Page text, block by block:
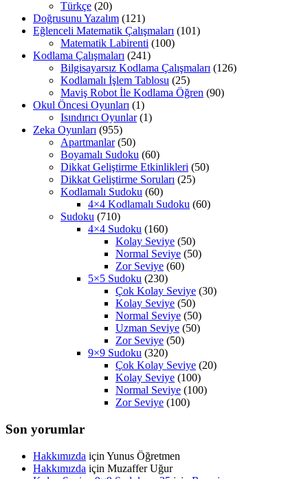
Türkçe (20)
Doğrusunu Yazalım (121)
Eğlenceli Matematik Çalışmaları (101)
Matematik Labirenti (100)
Kodlama Çalışmaları (241)
Bilgisayarsız Kodlama Çalışmaları (126)
Kodlamalı İşlem Tablosu (25)
Maviş Robot İle Kodlama Öğren (90)
Okul Öncesi Oyunları (1)
Isındırıcı Oyunlar(1)
Zeka Oyunları (955)
Apartmanlar(50)
Boyamalı Sudoku (60)
Dikkat Geliştirme Etkinlikleri (50)
Dikkat Geliştirme Soruları (25)
Kodlamalı Sudoku (60)
4×4 Kodlamalı Sudoku (60)
Sudoku (710)
4×4 Sudoku (160)
Kolay Seviye (50)
Normal Seviye (50)
Zor Seviye (60)
5×5 Sudoku (230)
Çok Kolay Seviye (30)
Kolay Seviye (50)
Normal Seviye (50)
Uzman Seviye (50)
Zor Seviye (50)
9×9 Sudoku (320)
Çok Kolay Seviye (20)
Kolay Seviye (100)
Normal Seviye (100)
Zor Seviye (100)
Son yorumlar
Hakkımızda için Yunus Öğretmen
Hakkımızda için Muzaffer Uğur